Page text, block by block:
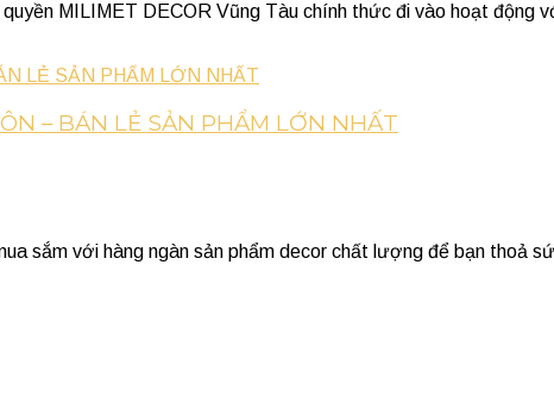
MILIMET DECOR Vũng Tàu chính thức đi vào hoạt
– BÁN LẺ SẢN PHẨM LỚN NHẤT
sắm với hàng ngàn sản phẩm decor chất lượng để bạn thoả